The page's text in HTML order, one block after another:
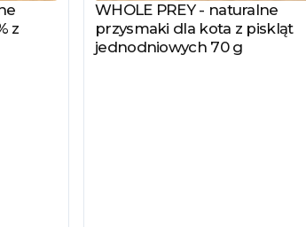
z
Zobacz produkt
WHOLE PREY - naturalne
przysmaki dla kota z piskląt
jednodniowych 70 g